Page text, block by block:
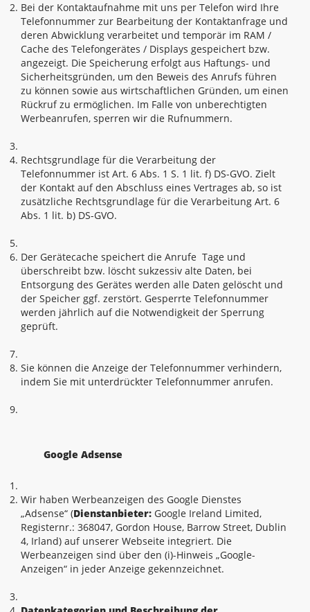
Bei der Kontaktaufnahme mit uns per Telefon wird Ihre
Telefonnummer zur Bearbeitung der Kontaktanfrage und
deren Abwicklung verarbeitet und temporär im RAM /
Cache des Telefongerätes / Displays gespeichert bzw.
angezeigt. Die Speicherung erfolgt aus Haftungs- und
Sicherheitsgründen, um den Beweis des Anrufs führen
zu können sowie aus wirtschaftlichen Gründen, um einen
Rückruf zu ermöglichen. Im Falle von unberechtigten
Werbeanrufen, sperren wir die Rufnummern.
Rechtsgrundlage für die Verarbeitung der
Telefonnummer ist Art. 6 Abs. 1 S. 1 lit. f) DS-GVO. Zielt
der Kontakt auf den Abschluss eines Vertrages ab, so ist
zusätzliche Rechtsgrundlage für die Verarbeitung Art. 6
Abs. 1 lit. b) DS-GVO.
Der Gerätecache speichert die Anrufe Tage und
überschreibt bzw. löscht sukzessiv alte Daten, bei
Entsorgung des Gerätes werden alle Daten gelöscht und
der Speicher ggf. zerstört. Gesperrte Telefonnummer
werden jährlich auf die Notwendigkeit der Sperrung
geprüft.
Sie können die Anzeige der Telefonnummer verhindern,
indem Sie mit unterdrückter Telefonnummer anrufen.
Google Adsense
Wir haben Werbeanzeigen des Google Dienstes
„Adsense“ (Dienstanbieter: Google Ireland Limited,
Registernr.: 368047, Gordon House, Barrow Street, Dublin
4, Irland) auf unserer Webseite integriert. Die
Werbeanzeigen sind über den (i)-Hinweis „Google-
Anzeigen“ in jeder Anzeige gekennzeichnet.